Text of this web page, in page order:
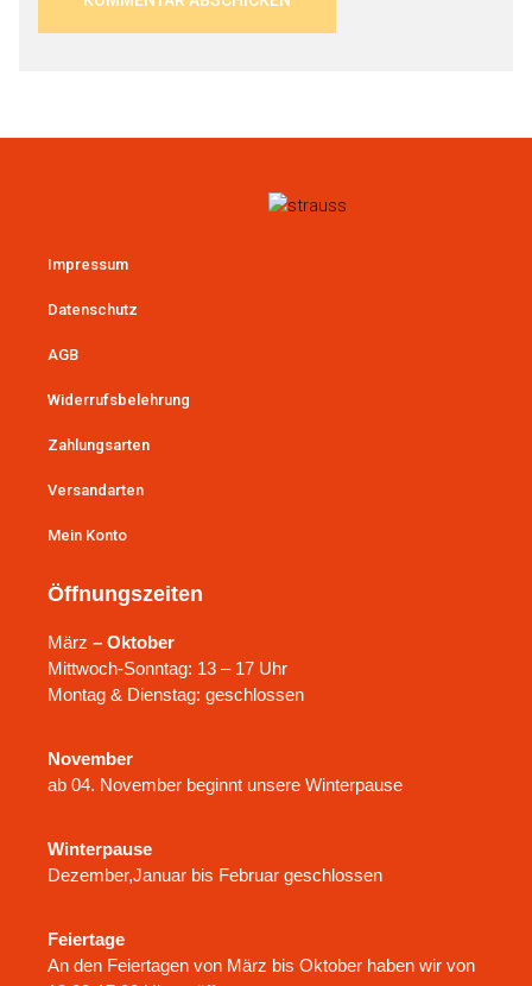
Öffnungszeiten
März – Oktober
Mittwoch-Sonntag: 13 – 17 Uhr
Montag & Dienstag: geschlossen
November
ab 04. November beginnt unsere Winterpause
Winterpause
Dezember,Januar bis Februar geschlossen
Feiertage
An den Feiertagen von März bis Oktober haben wir von
Impressum
Datenschutz
AGB
Widerrufsbelehrung
Zahlungsarten
Versandarten
Mein Konto